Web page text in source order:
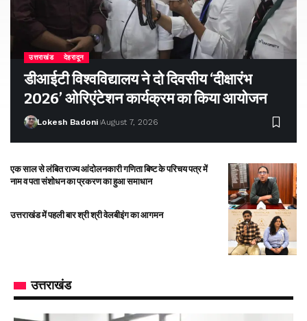
उत्तराखंड देहरादून
डीआईटी विश्वविद्यालय ने दो दिवसीय ‘दीक्षारंभ
2026’ ओरिएंटेशन कार्यक्रम का किया आयोजन
Lokesh Badoni August 7, 2026
एक साल से लंबित राज्य आंदोलनकारी गणिता बिष्ट के परिचय पत्र में
नाम व पता संशोधन का प्रकरण का हुआ समाधान
उत्तराखंड में पहली बार श्री श्री वेलबीइंग का आगमन
उत्तराखंड